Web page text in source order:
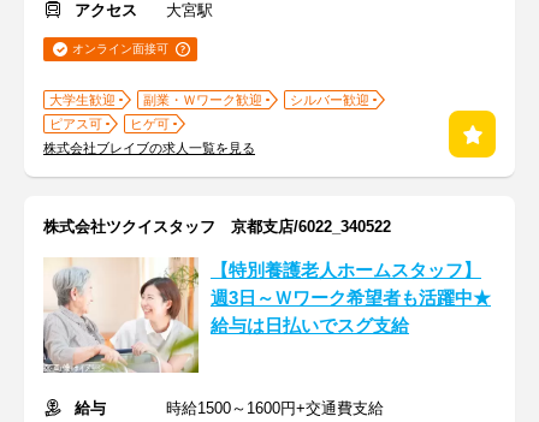
アクセス
大宮駅
オンライン面接可
大学生歓迎 副業・Ｗワーク歓迎
シルバー歓迎
ピアス可
ヒゲ可
株式会社ブレイブの求人一覧を見る
株式会社ツクイスタッフ 京都支店/6022_340522
【特別養護老人ホームスタッフ】
週3日～Ｗワーク希望者も活躍中★
給与は日払いでスグ支給
給与
時給1500～1600円+交通費支給